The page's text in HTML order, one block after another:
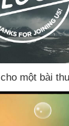
một bài